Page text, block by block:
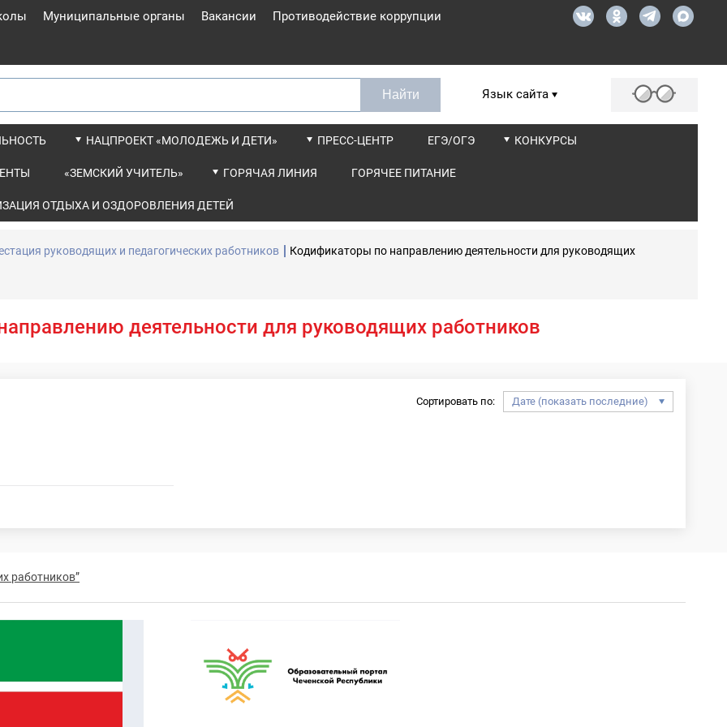
Муниципальные органы Вакансии Противодействие коррупции
Язык сайта
НАЦПРОЕКТ «МОЛОДЕЖЬ И ДЕТИ» ПРЕСС-ЦЕНТР ЕГЭ/ОГЭ КОНКУРСЫ
«ЗЕМСКИЙ УЧИТЕЛЬ» ГОРЯЧАЯ ЛИНИЯ ГОРЯЧЕЕ ПИТАНИЕ
ОТДЫХА И ОЗДОРОВЛЕНИЯ ДЕТЕЙ
руководящих и педагогических работников Кодификаторы по направлению деятельности для руководящих
деятельности для руководящих работников
Сортировать по:
работников”